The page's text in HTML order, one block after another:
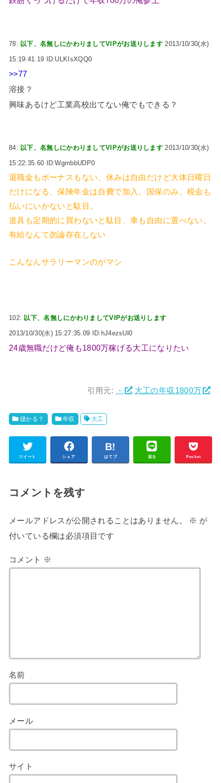
78: 以下、名無しにかわりましてVIPがお送りします 2013/10/30(水)
15:19:41.19 ID:ULKIsXQQ0
>>77
溶接？
興味あるけど工業高校出てない俺でもできる？
84: 以下、名無しにかわりましてVIPがお送りします 2013/10/30(水)
15:22:35.60 ID:WgmbbUDP0
退職金もボーナスもない、休みは自由だけど大体日曜日
だけになる、保険年金は自費で加入、国保のみ。税金も
払いにいかないと駄目。
道具も定期的に買わないと駄目、車も自由に選べない。
有給なんて勿論存在しない
こんなんサラリーマンのがマシ
102: 以下、名無しにかわりましてVIPがお送りします
2013/10/30(水) 15:27:35.09 ID:hJ4ezsUl0
24歳無職だけど俺も1800万稼げる大工になりたい
引用元: ・ 大工の年収1800万
儲かる？ 年収 大工
ツイート シェア はてブ 送る Pocket
コメントを残す
メールアドレスが公開されることはありません。 ※ が
付いている欄は必須項目です
コメント ※
名前
メール
サイト